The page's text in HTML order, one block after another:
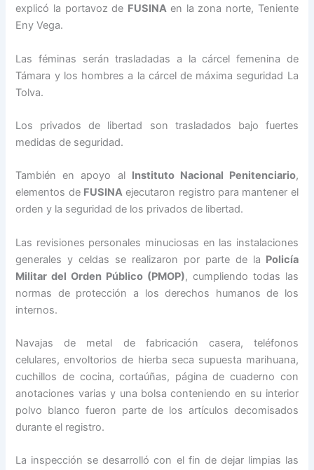
explicó la portavoz de FUSINAen la zona norte, Teniente
Eny Vega.
Las féminas serán trasladadas a la cárcel femenina de
Támara y los hombres a la cárcel de máxima seguridad La
Tolva.
Los privados de libertad son trasladados bajo fuertes
medidas de seguridad.
También en apoyo al Instituto Nacional Penitenciario,
elementos de FUSINA ejecutaron registro para mantener el
orden y la seguridad de los privados de libertad.
Las revisiones personales minuciosas en las instalaciones
generales y celdas se realizaron por parte de la Policía
Militar del Orden Público (PMOP), cumpliendo todas las
normas de protección a los derechos humanos de los
internos.
Navajas de metal de fabricación casera, teléfonos
celulares, envoltorios de hierba seca supuesta marihuana,
cuchillos de cocina, cortaúñas, página de cuaderno con
anotaciones varias y una bolsa conteniendo en su interior
polvo blanco fueron parte de los artículos decomisados
durante el registro.
La inspección se desarrolló con el fin de dejar limpias las